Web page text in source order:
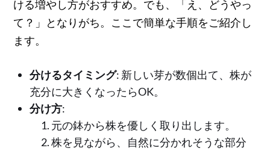
ける増やし方がおすすめ。でも、「え、どうやっ
て？」となりがち。ここで簡単な手順をご紹介し
ます。
分けるタイミング: 新しい芽が数個出て、株が
充分に大きくなったらOK。
分け方:
元の鉢から株を優しく取り出します。
株を見ながら、自然に分かれそうな部分